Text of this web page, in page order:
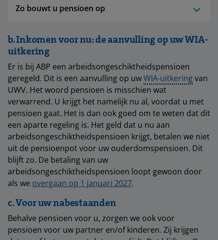
Zo bouwt u pensioen op
b. Inkomen voor nu: de aanvulling op uw WIA-
uitkering
Er is bij ABP een arbeidsongeschiktheidspensioen
geregeld. Dit is een aanvulling op uwWIA-uitkeringvan
UWV. Het woord pensioen is misschien wat
verwarrend. U krijgt het namelijk nu al, voordat u met
pensioen gaat. Het is dan ook goed om te weten dat dit
een aparte regeling is. Het geld dat u nu aan
arbeidsongeschiktheidspensioen krijgt, betalen we niet
uit de pensioenpot voor uw ouderdomspensioen. Dit
blijft zo. De betaling van uw
arbeidsongeschiktheidspensioen loopt gewoon door
als we overgaan op 1 januari 2027.
c. Voor uw nabestaanden
Behalve pensioen voor u, zorgen we ook voor
pensioen voor uw partner en/of kinderen. Zij krijgen